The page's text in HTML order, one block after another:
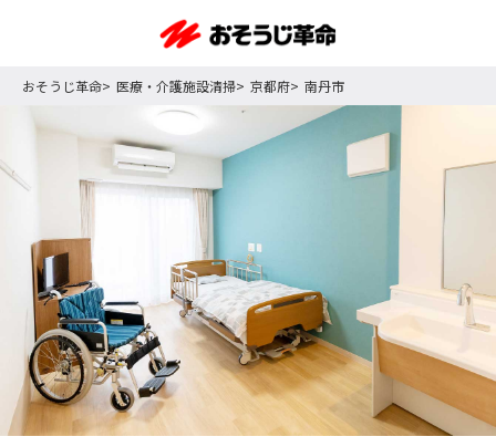
おそうじ革命 医療・介護施設清掃 京都府 南丹市